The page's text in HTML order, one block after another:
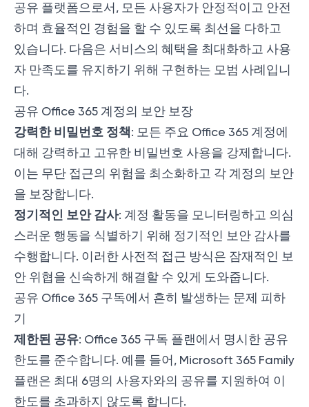
공유 플랫폼으로서, 모든 사용자가 안정적이고 안전
하며 효율적인 경험을 할 수 있도록 최선을 다하고
있습니다. 다음은 서비스의 혜택을 최대화하고 사용
자 만족도를 유지하기 위해 구현하는 모범 사례입니
다.
공유 Office 365 계정의 보안 보장
강력한 비밀번호 정책: 모든 주요 Office 365 계정에
대해 강력하고 고유한 비밀번호 사용을 강제합니다.
이는 무단 접근의 위험을 최소화하고 각 계정의 보안
을 보장합니다.
정기적인 보안 감사: 계정 활동을 모니터링하고 의심
스러운 행동을 식별하기 위해 정기적인 보안 감사를
수행합니다. 이러한 사전적 접근 방식은 잠재적인 보
안 위협을 신속하게 해결할 수 있게 도와줍니다.
공유 Office 365 구독에서 흔히 발생하는 문제 피하
기
제한된 공유: Office 365 구독 플랜에서 명시한 공유
한도를 준수합니다. 예를 들어, Microsoft 365 Family
플랜은 최대 6명의 사용자와의 공유를 지원하여 이
한도를 초과하지 않도록 합니다.